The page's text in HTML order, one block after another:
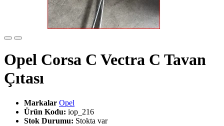
Opel Corsa C Vectra C Tavan
Çıtası
Markalar Opel
Ürün Kodu: iop_216
Stok Durumu: Stokta var